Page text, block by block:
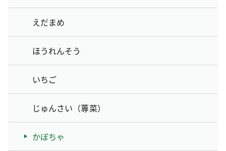
えだまめ
ほうれんそう
いちご
じゅんさい（蓴菜）
かぼちゃ